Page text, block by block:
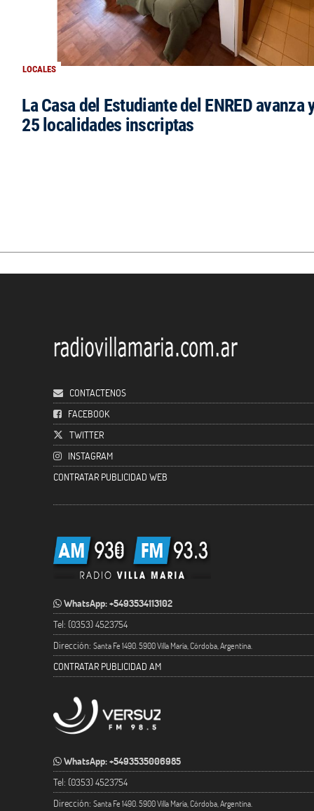
LOCALES
La Casa del Estudiante del ENRED avanza
25 localidades inscriptas
CONTACTENOS
FACEBOOK
TWITTER
INSTAGRAM
CONTRATAR PUBLICIDAD WEB
WhatsApp: +5493534113102
Tel: (0353) 4523754
Dirección: Santa Fe 1490. 5900 Villa María, Córdoba, Argentina.
CONTRATAR PUBLICIDAD AM
WhatsApp: +5493535006985
Tel: (0353) 4523754
Dirección: Santa Fe 1490. 5900 Villa María, Córdoba, Argentina.